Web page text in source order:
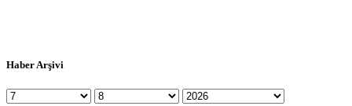
Haber Arşivi